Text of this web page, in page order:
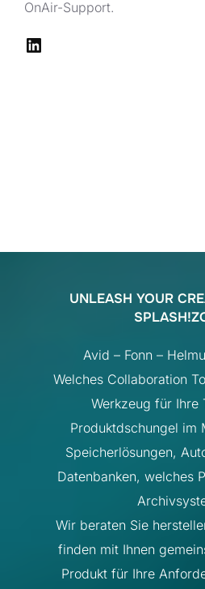
OnAir-Support.
LinkedIn
UNLEASH YOUR
Avid – Fonn –
Welches Collaboration
Werkzeug für Ihre
Produktdschungel im
Speicherlösungen,
Datenbanken, welches
Wir beraten Sie
finden mit Ihnen
Produkt für Ihre